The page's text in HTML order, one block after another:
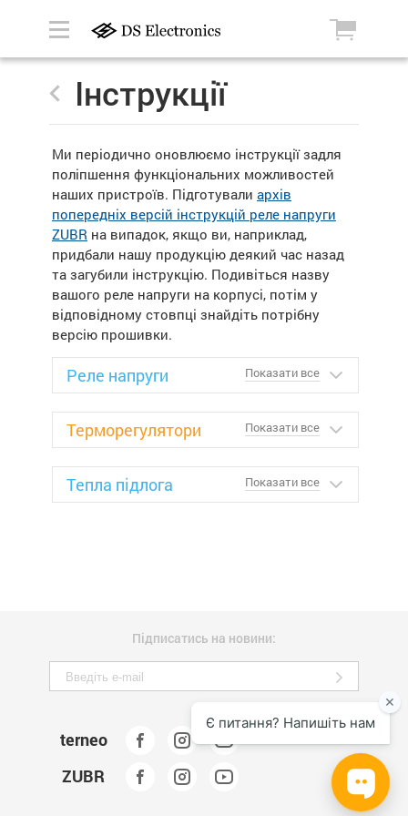
Інструкції
Ми періодично оновлюємо інструкції задля
поліпшення функціональних можливостей
наших пристроїв. Підготували архів
попередніх версій інструкцій реле напруги
ZUBR на випадок, якщо ви, наприклад,
придбали нашу продукцію деякий час назад
та загубили інструкцію. Подивіться назву
вашого реле напруги на корпусі, потім у
відповідному стовпці знайдіть потрібну
версію прошивки.
Реле напруги Показати все
Терморегулятори Показати все
Тепла підлога Показати все
Підписатись на новини:
terneo
ZUBR